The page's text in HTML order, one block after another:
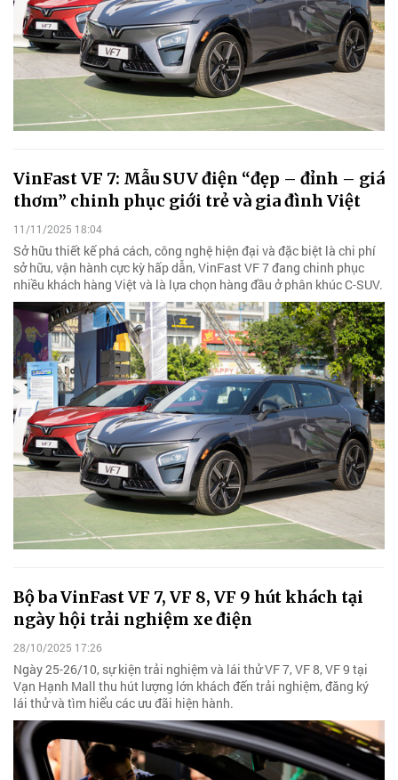
VinFast VF 7: Mẫu SUV điện “đẹp – đỉnh – giá
thơm” chinh phục giới trẻ và gia đình Việt
11/11/2025 18:04
Sở hữu thiết kế phá cách, công nghệ hiện đại và đặc biệt là chi phí
sở hữu, vận hành cực kỳ hấp dẫn, VinFast VF 7 đang chinh phục
nhiều khách hàng Việt và là lựa chọn hàng đầu ở phân khúc C-SUV.
Bộ ba VinFast VF 7, VF 8, VF 9 hút khách tại
ngày hội trải nghiệm xe điện
28/10/2025 17:26
Ngày 25-26/10, sự kiện trải nghiệm và lái thử VF 7, VF 8, VF 9 tại
Vạn Hạnh Mall thu hút lượng lớn khách đến trải nghiệm, đăng ký
lái thử và tìm hiểu các ưu đãi hiện hành.